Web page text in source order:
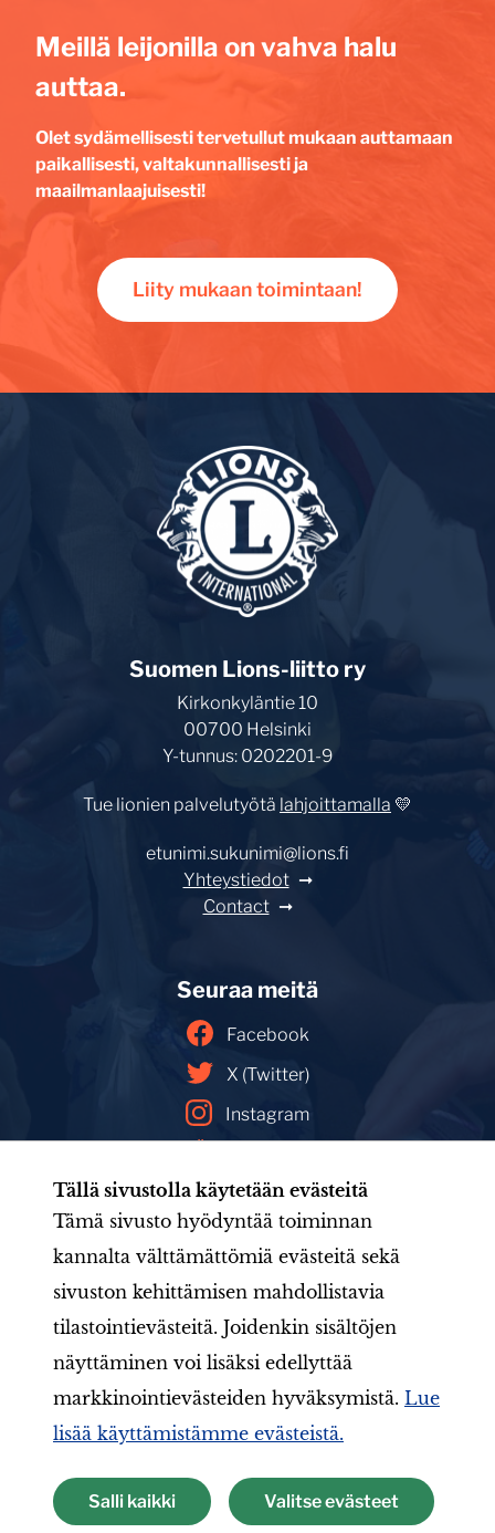
Tällä sivustolla käytetään evästeitä
Tämä sivusto hyödyntää toiminnan
kannalta välttämättömiä evästeitä sekä
sivuston kehittämisen mahdollistavia
tilastointievästeitä. Joidenkin sisältöjen
näyttäminen voi lisäksi edellyttää
markkinointievästeiden hyväksymistä. Lue
lisää käyttämistämme evästeistä.
Salli kaikki Valitse evästeet
Meillä leijonilla on vahva halu
auttaa.
Olet sydämellisesti tervetullut mukaan auttamaan
paikallisesti, valtakunnallisesti ja
maailmanlaajuisesti!
Liity mukaan toimintaan!
Suomen Lions-liitto ry
Kirkonkyläntie 10
00700 Helsinki
Y-tunnus: 0202201-9
Tue lionien palvelutyötä lahjoittamalla 💛
etunimi.sukunimi@lions.fi
Yhteystiedot
Contact
Seuraa meitä
Facebook
X (Twitter)
Instagram
Facebookin mainoskirjasto
Järjestö Aineistot LIONS-valmennus
Suomen Lions-liitto ry